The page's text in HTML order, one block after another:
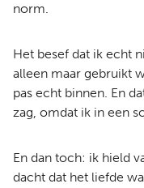
norm.
Het besef dat ik echt
alleen maar gebruikt
pas echt binnen. En
zag, omdat ik in een
En dan toch: ik hield
dacht dat het liefde